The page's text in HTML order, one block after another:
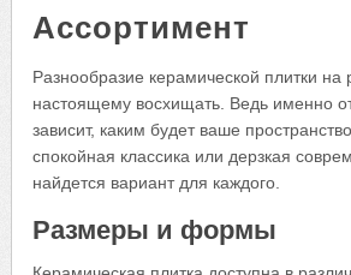
Ассортимент
Разнообразие керамической плитки
настоящему восхищать. Ведь именно
зависит, каким будет ваше
спокойная классика или дерзкая
найдется вариант для каждого.
Размеры и формы